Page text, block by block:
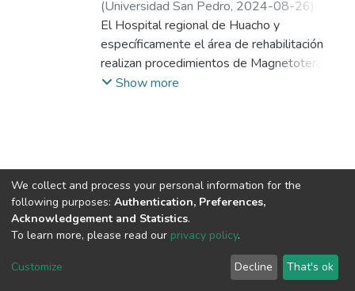
(Universidad San Pedro, 2024-08-26)
Alejos Esteban, Edith Adriana; Bazan
Linares, Pablo Pablo
El Hospital regional de Huacho y
específicamente el área de rehabilitación
realizan procedimientos de Magnetoterapia
para recuperación de gerontes que padecen
cohorte única con pre y pos-test,
prospectiva y de corte transversal, la
población y muestra estuvo constituida por
180 pacientes cuyos resultados fueron
procesados de enero - agosto del 2019.
Los resultados fueron expresados en
Show more
DSpace software copyright © 2002-2026
Cookie
End User
Agreement
Send
Feedback
We collect and process your personal information for the
following purposes: Authentication, Preferences,
Acknowledgement and Statistics.
To learn more, please read our privacy policy.
Customize Decline That's ok